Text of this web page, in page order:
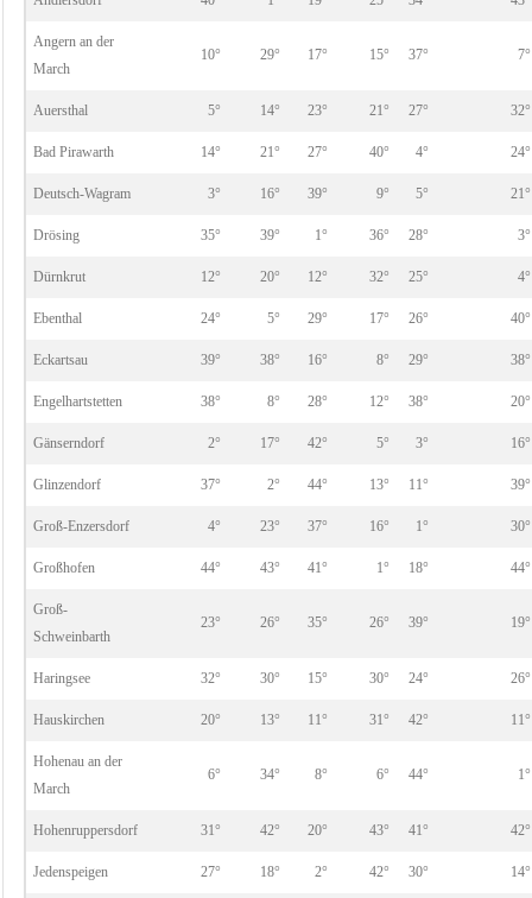
Angern an der
March
10° 29° 17° 15° 37° 7°
Auersthal 5° 14° 23° 21° 27° 32°
Bad Pirawarth 14° 21° 27° 40° 4° 24°
Deutsch-Wagram 3° 16° 39° 9° 5° 21°
Drösing 35° 39° 1° 36° 28° 3°
Dürnkrut 12° 20° 12° 32° 25° 4°
Ebenthal 24° 5° 29° 17° 26° 40°
Eckartsau 39° 38° 16° 8° 29° 38°
Engelhartstetten 38° 8° 28° 12° 38° 20°
Gänserndorf 2° 17° 42° 5° 3° 16°
Glinzendorf 37° 2° 44° 13° 11° 39°
Groß-Enzersdorf 4° 23° 37° 16° 1° 30°
Großhofen 44° 43° 41° 1° 18° 44°
Groß-
Schweinbarth
23° 26° 35° 26° 39° 19°
Haringsee 32° 30° 15° 30° 24° 26°
Hauskirchen 20° 13° 11° 31° 42° 11°
Hohenau an der
March
6° 34° 8° 6° 44° 1°
Hohenruppersdorf 31° 42° 20° 43° 41° 42°
Jedenspeigen 27° 18° 2° 42° 30° 14°